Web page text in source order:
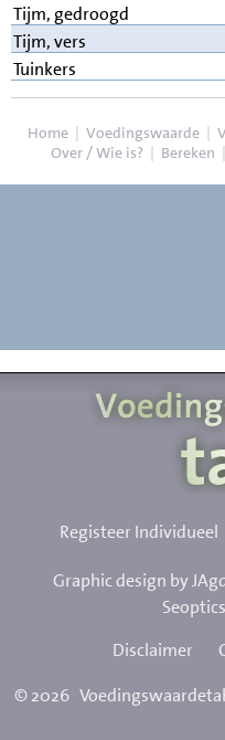
Tijm, gedroogd
Tijm, vers
Tuinkers
Home | Voedingswaarde |
Over / Wie is? | Bereken |
Registeer Individueel
Graphic design by
Seoptics
Disclaimer
©2026